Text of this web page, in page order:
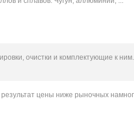
очистки и комплектующие к
цены ниже рыночных